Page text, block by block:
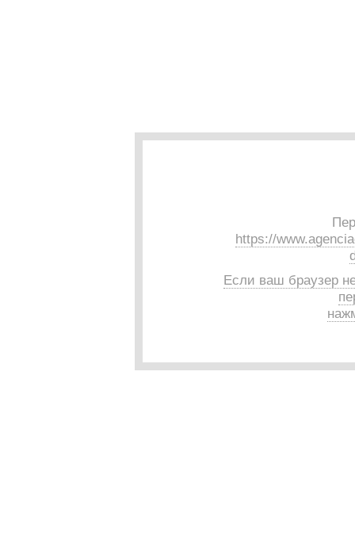
https://
Если ваш браузер